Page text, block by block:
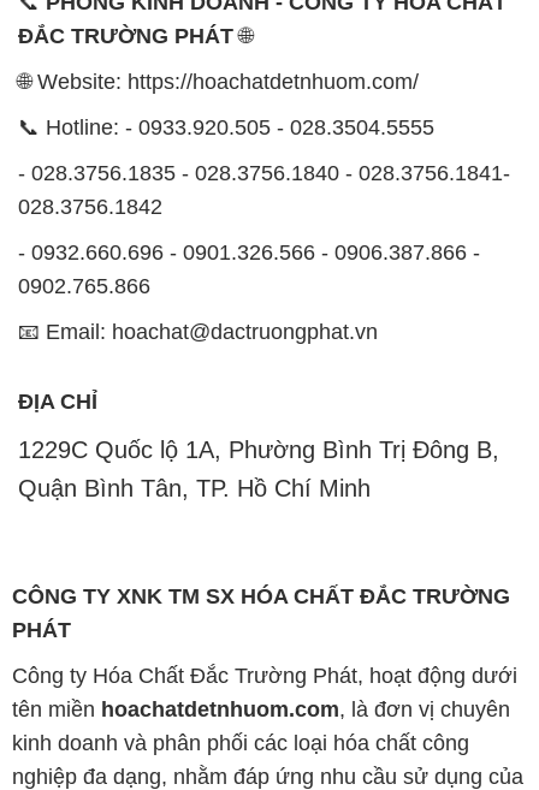
- 028.3756.1835 - 028.3756.1840 - 028.3756.1841-
0902.765.866
📧 Email: hoachat@dactruongphat.vn
ĐỊA CHỈ
1229C Quốc lộ 1A, Phường Bình Trị Đông B,
Quận Bình Tân, TP. Hồ Chí Minh
CÔNG TY XNK TM SX HÓA CHẤT ĐẮC TRƯỜNG
PHÁT
kinh doanh và phân phối các loại hóa chất công
nghiệp đa dạng, nhằm đáp ứng nhu cầu sử dụng của
khách hàng một cách tốt nhất.
Chúng tôi cam kết mang đến sự hài lòng và đáp ứng
mọi nhu cầu của khách hàng với tiêu chí hàng đầu.
Công ty chúng tôi hiện cung cấp những sản phẩm